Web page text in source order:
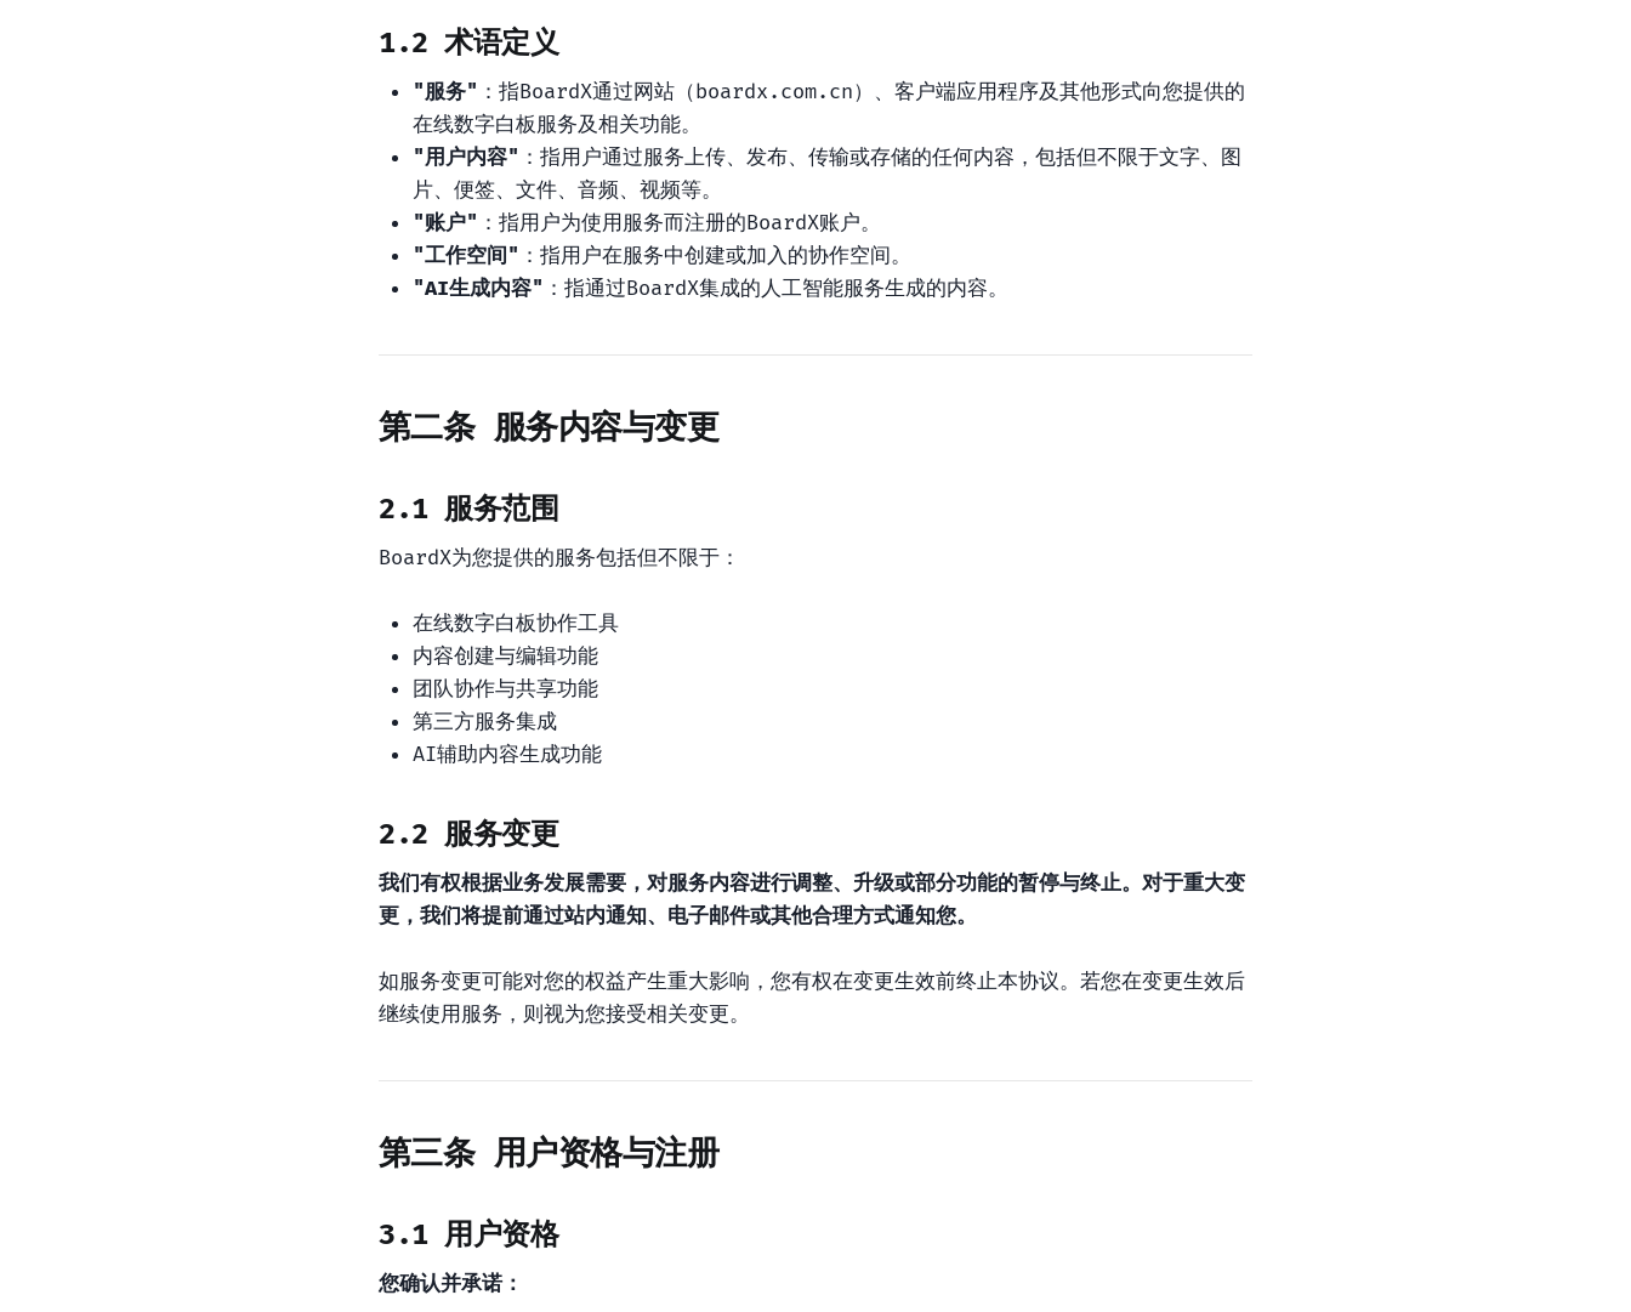
1.2 术语定义
"服务" ：指BoardX通过网站（boardx.com.cn）、客户端应用程序及其他形式向您提供的
在线数字白板服务及相关功能。
"用户内容" ：指用户通过服务上传、发布、传输或存储的任何内容，包括但不限于文字、图
片、便签、文件、音频、视频等。
"账户" ：指用户为使用服务而注册的BoardX账户。
"工作空间" ：指用户在服务中创建或加入的协作空间。
"AI生成内容" ：指通过BoardX集成的人工智能服务生成的内容。
第二条 服务内容与变更
2.1 服务范围
BoardX为您提供的服务包括但不限于：
在线数字白板协作工具
内容创建与编辑功能
团队协作与共享功能
第三方服务集成
AI辅助内容生成功能
2.2 服务变更
我们有权根据业务发展需要，对服务内容进行调整、升级或部分功能的暂停与终止。对于重大变
更，我们将提前通过站内通知、电子邮件或其他合理方式通知您。
如服务变更可能对您的权益产生重大影响，您有权在变更生效前终止本协议。若您在变更生效后
继续使用服务，则视为您接受相关变更。
第三条 用户资格与注册
3.1 用户资格
您确认并承诺：